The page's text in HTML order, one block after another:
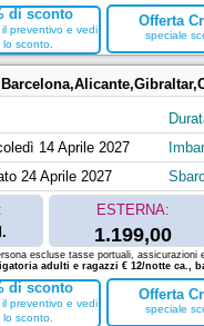
di sconto
il preventivo e vedi
lo sconto.
Offerta
speciale
14 Aprile 2027
24 Aprile 2027
ESTERNA:
1.199,00
di sconto
il preventivo e vedi
lo sconto.
Offerta
speciale
escluse tasse portuali,
adulti e ragazzi € 12/notte ca.,